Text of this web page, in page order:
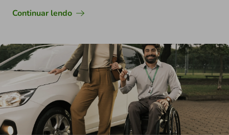
Continuar lendo